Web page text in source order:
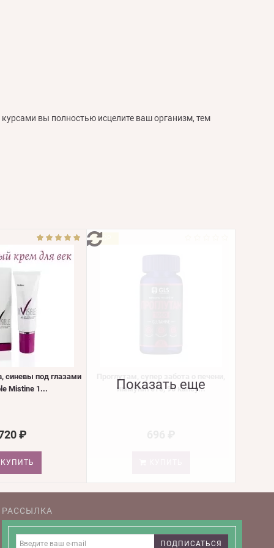
вы полностью исцелите ваш организм, тем
синевы под глазами
Mistine 1...
₽
TOP
иммунитете, 90 капсу...
Показать еще
РАССЫЛКА
ПОДПИСАТЬСЯ